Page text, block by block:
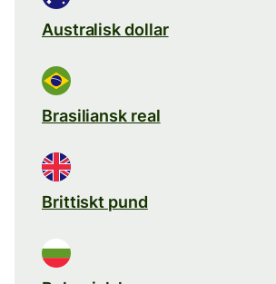
Australisk dollar
Brasiliansk real
Brittiskt pund